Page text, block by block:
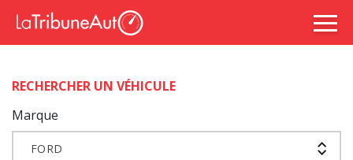
RECHERCHER UN VÉHICULE
Marque
FORD